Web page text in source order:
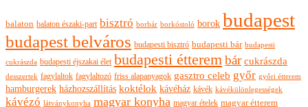
balaton balaton északi-part bisztró borbár borkóstoló borok budapest
budapest belváros budapesti bisztró budapesti bár budapesti
cukrászda budapesti éjszakai élet budapesti étterembár cukrászda
desszertek fagylaltok fagylaltozó friss alapanyagok gasztro celeb győr győri étterem
hamburgerek házhozszállítás koktélok kávéház kávék kávékülönlegességek
kávézó látványkonyha magyar konyha magyar ételek magyar étterem